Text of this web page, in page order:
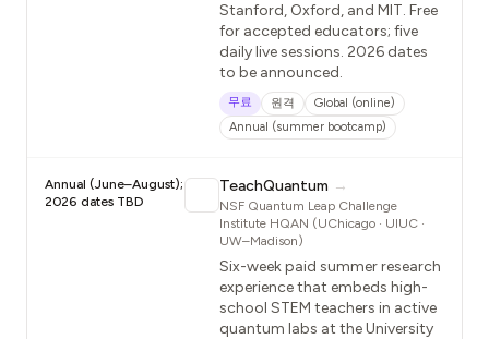
Stanford, Oxford, and MIT. Free
for accepted educators; five
daily live sessions. 2026 dates
to be announced.
무료 원격
Global (online)
Annual (summer bootcamp)
Annual (June–August);
2026 dates TBD
TeachQuantum →
NSF Quantum Leap Challenge
Institute HQAN (UChicago · UIUC ·
UW–Madison)
Six-week paid summer research
experience that embeds high-
school STEM teachers in active
quantum labs at the University